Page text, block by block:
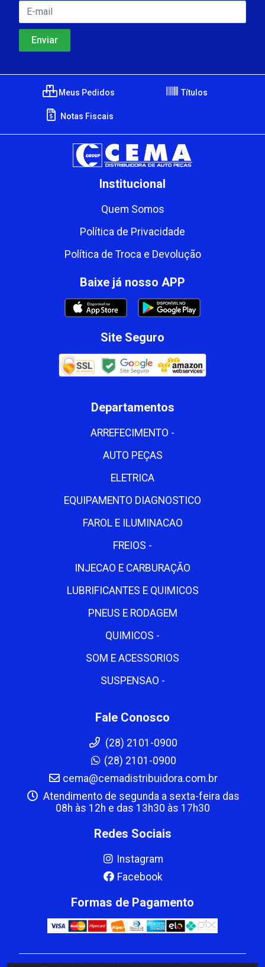
Meus Pedidos Títulos
Notas Fiscais
Institucional
Quem Somos
Política de Privacidade
Política de Troca e Devolução
Baixe já nosso APP
Site Seguro
Departamentos
ARREFECIMENTO -
AUTO PEÇAS
ELETRICA
EQUIPAMENTO DIAGNOSTICO
FAROL E ILUMINACAO
FREIOS -
INJECAO E CARBURAÇÃO
LUBRIFICANTES E QUIMICOS
PNEUS E RODAGEM
QUIMICOS -
SOM E ACESSORIOS
SUSPENSAO -
Fale Conosco
(28) 2101-0900
(28) 2101-0900
cema@cemadistribuidora.com.br
Atendimento de segunda a sexta-feira das
08h às 12h e das 13h30 às 17h30
Redes Sociais
Instagram
Facebook
Formas de Pagamento